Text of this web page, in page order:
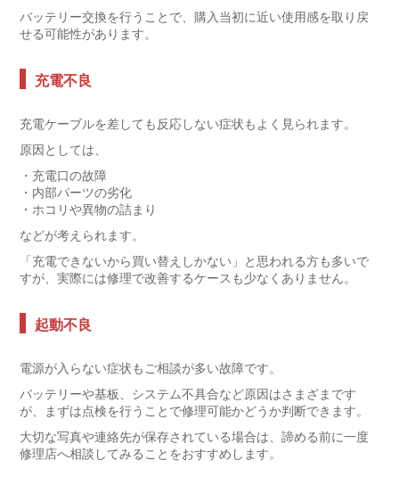
バッテリー交換を行うことで、購入当初に近い使用感を取り戻
せる可能性があります。
充電不良
充電ケーブルを差しても反応しない症状もよく見られます。
原因としては、
・充電口の故障
・内部パーツの劣化
・ホコリや異物の詰まり
などが考えられます。
「充電できないから買い替えしかない」と思われる方も多いで
すが、実際には修理で改善するケースも少なくありません。
起動不良
電源が入らない症状もご相談が多い故障です。
バッテリーや基板、システム不具合など原因はさまざまです
が、まずは点検を行うことで修理可能かどうか判断できます。
大切な写真や連絡先が保存されている場合は、諦める前に一度
修理店へ相談してみることをおすすめします。